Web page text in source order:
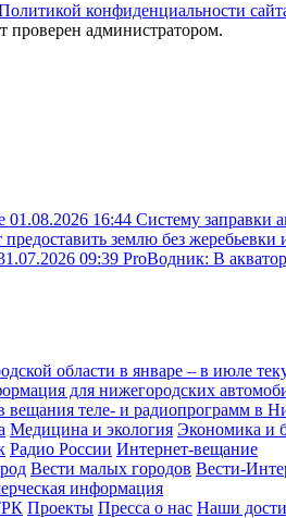
конфиденциальности
администратором.
01.08.2026 16:44 Систему заправки
землю без
09:39 ProВодник: В
области в январе – в июле
для нижегородских
вещания теле- и радиопрограмм в
Медицина и экология Экономика и
Радио России Интернет-вещание
Вести малых городов Вести-
информация
Проекты Пресса о нас Наши